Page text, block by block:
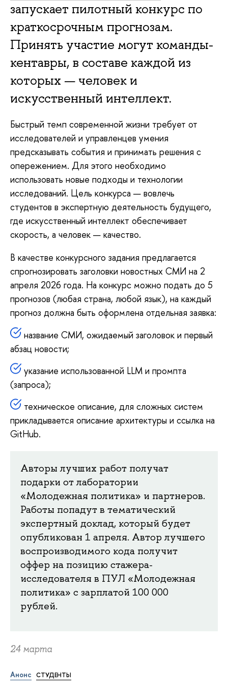
запускает пилотный конкурс по
краткосрочным прогнозам.
Принять участие могут команды-
кентавры, в составе каждой из
которых — человек и
искусственный интеллект.
Быстрый темп современной жизни требует от
исследователей и управленцев умения
предсказывать события и принимать решения с
опережением. Для этого необходимо
использовать новые подходы и технологии
исследований. Цель конкурса — вовлечь
студентов в экспертную деятельность будущего,
где искусственный интеллект обеспечивает
скорость, а человек — качество.
В качестве конкурсного задания предлагается
спрогнозировать заголовки новостных СМИ на 2
апреля 2026 года. На конкурс можно подать до 5
прогнозов (любая страна, любой язык), на каждый
прогноз должна быть оформлена отдельная заявка:
название СМИ, ожидаемый заголовок и первый
абзац новости;
указание использованной LLM и промпта
(запроса);
техническое описание, для сложных систем
прикладывается описание архитектуры и ссылка на
GitHub.
Авторы лучших работ получат
подарки от лаборатории
«Молодежная политика» и партнеров.
Работы попадут в тематический
экспертный доклад, который будет
опубликован 1 апреля. Автор лучшего
воспроизводимого кода получит
оффер на позицию стажера-
исследователя в ПУЛ «Молодежная
политика» с зарплатой 100 000
рублей.
24 марта
Анонс СТУДЕНТЫ